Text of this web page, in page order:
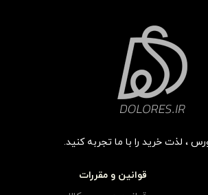
، لذت خرید را با ما تجربه کنید.
قوانین و مقررات